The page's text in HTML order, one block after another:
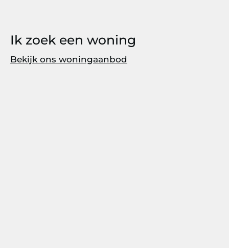
Ik zoek een woning
Bekijk ons woningaanbod